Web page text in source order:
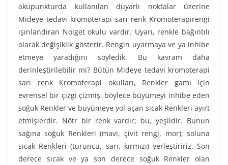
akupunkturda kullanılan duyarlı noktalar üzerine
Mideye tedavi kromoterapi sarı renk Kromoterapirengi
ışınlandıran Noiget okulu vardır. Uyarı, renkle bağıntılı
olarak değişiklik gösterir. Rengin uyarmaya ve ya inhibe
etmeye yaradığını söyledik. Bu kavram daha
derinleştirilebilir mi? Bütün Mideye tedavi kromoterapi
sarı renk Kromoterapi okulları, Renkler gamı için
evrensel bir çizgi çizmiş, böylece büyümeyi inhibe eden
soğuk Renkler ve büyümeye yol açan sıcak Renkleri ayırt
etmişlerdir. Nötr bir renk vardır; bu, yeşildir. Bunun
sağına soğuk Renkleri (mavi, çivit rengi, mor); soluna
sıcak Renkleri (turuncu, sarı, kırmızı) yerleştiririz. Son
derece sıcak ve ya son derece soğuk Renkler olan